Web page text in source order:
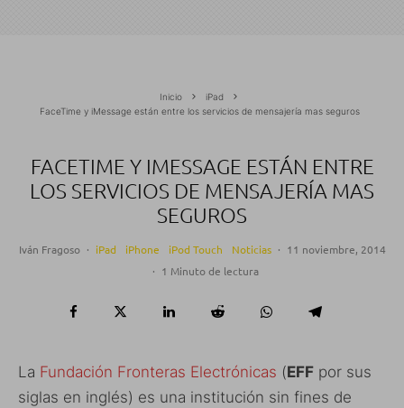
Inicio
iPad
FaceTime y iMessage están entre los servicios de mensajería mas seguros
FACETIME Y IMESSAGE ESTÁN ENTRE
LOS SERVICIOS DE MENSAJERÍA MAS
SEGUROS
Iván Fragoso · iPad iPhone iPod Touch Noticias · 11 noviembre, 2014
· 1 Minuto de lectura
La Fundación Fronteras Electrónicas (EFF por sus
siglas en inglés) es una institución sin fines de